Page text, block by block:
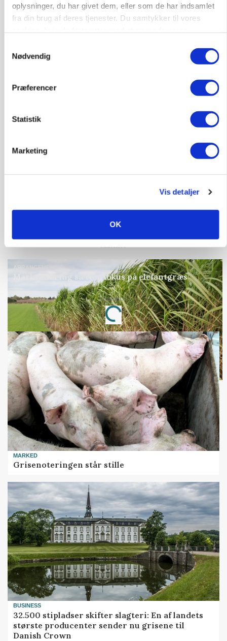
oplysninger, du har givet dem, eller som de har indsamlet
fra din brug af deres tjenester. Du samtykker til vores
Nødvendig
Præferencer
Statistik
Marketing
Vis detaljer
OK
GRISE
katastrofe
Forserie til selvkørende skårlægger afprøves i år
Annonce
ARRANGEMENT
Markvandring sætter fokus på elefantgræs
Annonce
Loading...
MARKED
Grisenoteringen står stille
BUSINESS
32.500 stipladser skifter slagteri: En af landets
største producenter sender nu grisene til
Danish Crown